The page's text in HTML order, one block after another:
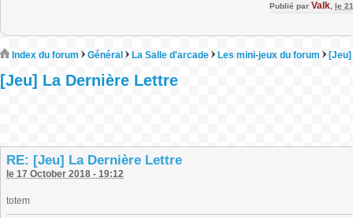
Publié par Valk le
Index du forum Général La Salle d'arcade Les mini-jeux du forum
[Jeu] La Dernière Lettre
RE: [Jeu] La Dernière Lettre
le 17 October 2018 - 19:12
totem